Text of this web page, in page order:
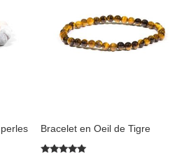
Bracelet en Oeil de Tigre
variants.
options
page